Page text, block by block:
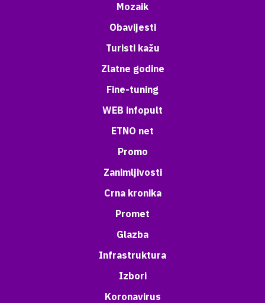
Mozaik
Obavijesti
Turisti kažu
Zlatne godine
Fine-tuning
WEB infopult
ETNO net
Promo
Zanimljivosti
Crna kronika
Promet
Glazba
Infrastruktura
Izbori
Koronavirus